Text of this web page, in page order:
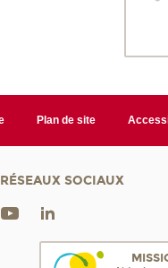
Plan de site
RÉSEAUX SOCIAUX